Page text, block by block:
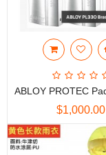
$1,000.00